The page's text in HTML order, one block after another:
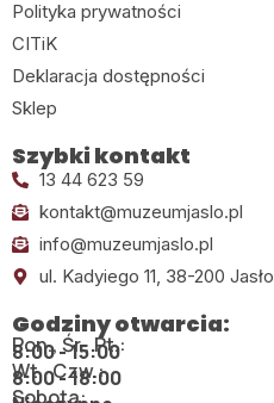
Polityka prywatności
CITiK
Deklaracja dostępności
Sklep
Szybki kontakt
13 44 623 59
kontakt@muzeumjaslo.pl
info@muzeumjaslo.pl
ul. Kadyiego 11, 38-200 Jasło
Godziny otwarcia:
Pon., Śr., Pt.:
8:00 - 15:00
Wt., Czw.:
8:00 - 18:00
Sobota: